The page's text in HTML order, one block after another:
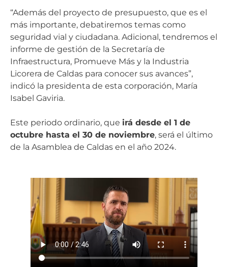
“Además del proyecto de presupuesto, que es el
más importante, debatiremos temas como
seguridad vial y ciudadana. Adicional, tendremos el
informe de gestión de la Secretaría de
Infraestructura, Promueve Más y la Industria
Licorera de Caldas para conocer sus avances”,
indicó la presidenta de esta corporación, María
Isabel Gaviria.
Este periodo ordinario, que irá desde el 1 de
octubre hasta el 30 de noviembre, será el último
de la Asamblea de Caldas en el año 2024.